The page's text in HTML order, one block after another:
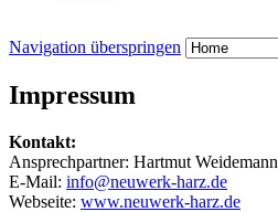
Navigation überspringen
Impressum
Kontakt:
Ansprechpartner: Hartmut Weidemann
E-Mail: info@neuwerk-harz.de
Webseite: www.neuwerk-harz.de